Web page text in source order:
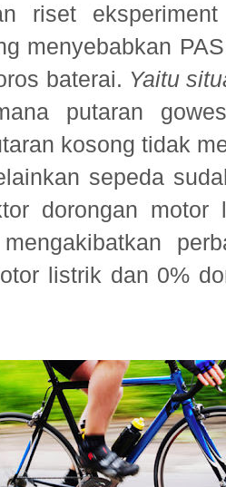
riset
menyebabkan
baterai. Yaitu
putaran
kosong tidak
sepeda
dorongan motor
listrik dan 0%